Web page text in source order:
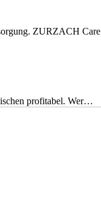
ZURZACH
profitabel. Wer…